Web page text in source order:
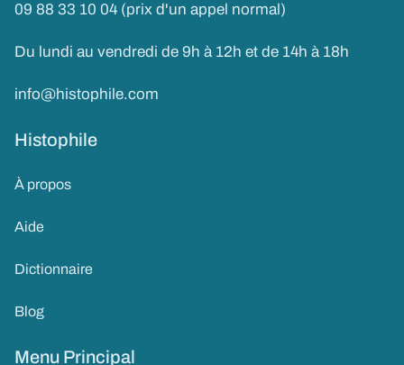
09 88 33 10 04 (prix d'un appel normal)
Du lundi au vendredi de 9h à 12h et de 14h à 18h
info@histophile.com
Histophile
À propos
Aide
Dictionnaire
Blog
Menu Principal